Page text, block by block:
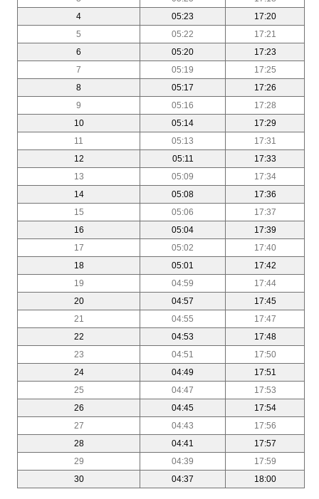
4
05:23
17:20
5
05:22
17:21
6
05:20
17:23
7
05:19
17:25
8
05:17
17:26
9
05:16
17:28
10
05:14
17:29
11
05:13
17:31
12
05:11
17:33
13
05:09
17:34
14
05:08
17:36
15
05:06
17:37
16
05:04
17:39
17
05:02
17:40
18
05:01
17:42
19
04:59
17:44
20
04:57
17:45
21
04:55
17:47
22
04:53
17:48
23
04:51
17:50
24
04:49
17:51
25
04:47
17:53
26
04:45
17:54
27
04:43
17:56
28
04:41
17:57
29
04:39
17:59
30
04:37 18:00